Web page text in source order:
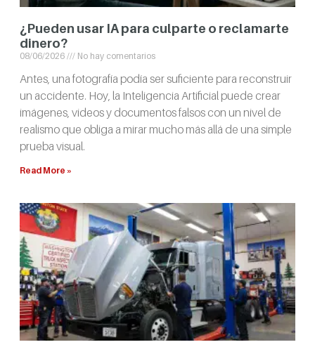
¿Pueden usar IA para culparte o reclamarte
dinero?
08/06/2026 No hay comentarios
Antes, una fotografía podía ser suficiente para reconstruir
un accidente. Hoy, la Inteligencia Artificial puede crear
imágenes, videos y documentos falsos con un nivel de
realismo que obliga a mirar mucho más allá de una simple
prueba visual.
Read More »